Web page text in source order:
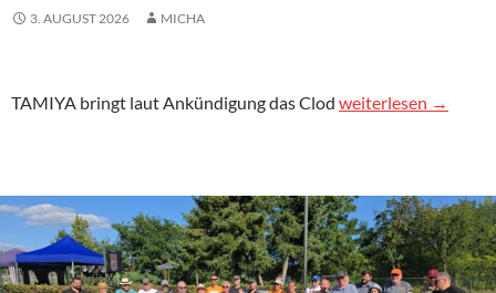
3. AUGUST 2026 MICHA
TAMIYA bringt laut Ankündigung das Clod TAMIYA Clod
weiterlesen →